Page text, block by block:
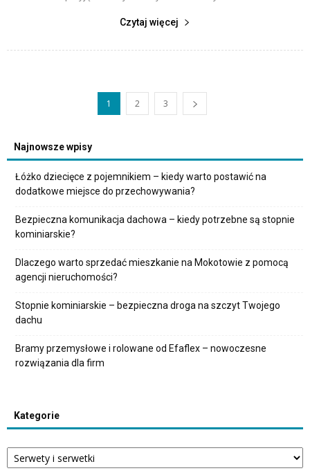
Czytaj więcej
1 2 3
Najnowsze wpisy
Łóżko dziecięce z pojemnikiem – kiedy warto postawić na
dodatkowe miejsce do przechowywania?
Bezpieczna komunikacja dachowa – kiedy potrzebne są stopnie
kominiarskie?
Dlaczego warto sprzedać mieszkanie na Mokotowie z pomocą
agencji nieruchomości?
Stopnie kominiarskie – bezpieczna droga na szczyt Twojego
dachu
Bramy przemysłowe i rolowane od Efaflex – nowoczesne
rozwiązania dla firm
Kategorie
Kategorie